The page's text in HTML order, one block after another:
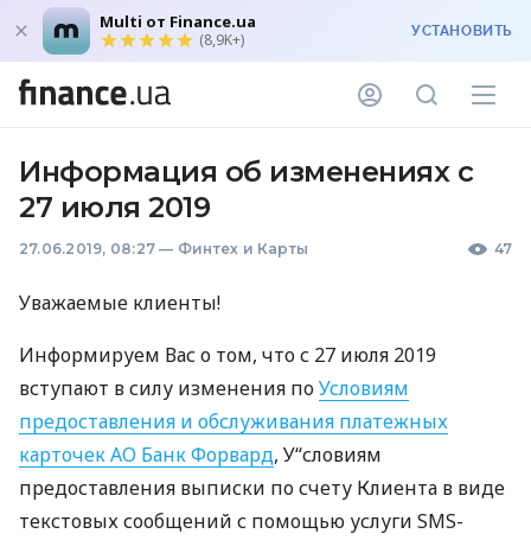
Multi от Finance.ua
(8,9K+) УСТАНОВИТЬ
Информация об изменениях с
27 июля 2019
27.06.2019, 08:27 — Финтех и Карты 47
Уважаемые клиенты!
Информируем Вас о том, что с 27 июля 2019
вступают в силу изменения поУсловиям
предоставления и обслуживания платежных
карточек АО Банк Форвард, У“словиям
предоставления выписки по счету Клиента в виде
текстовых сообщений с помощью услуги SMS-